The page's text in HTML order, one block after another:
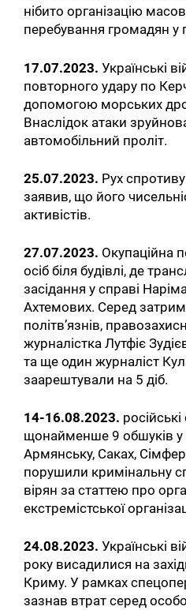
нібито організацію
перебування громадян у
17.07.2023. Українські
повторного удару по
допомогою морських
Внаслідок атаки
автомобільний проліт.
25.07.2023. Рух
заявив, що його
активістів.
27.07.2023. Окупаційна
осіб біля будівлі, де
засідання у справі
Ахтемових. Серед
політв’язнів,
журналістка Лутфіє
та ще один журналіст
заарештували на 5 діб.
14-16.08.2023.
щонайменше 9 обшуків у
Армянську, Саках,
порушили кримінальну
вірян за статтею про
екстремістської
24.08.2023. Українські
року висадилися на
Криму. У рамках
зазнав втрат серед